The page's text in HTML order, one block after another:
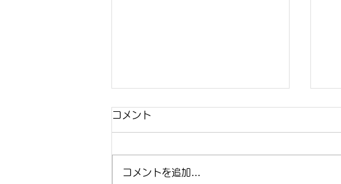
コメント
コメントを追加…